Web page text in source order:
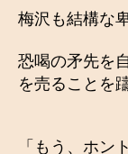
梅沢も結構な
恐喝の矛先を
を売ることを
「もう、ホン